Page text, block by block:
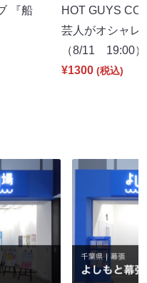
『船
HOT GUYS
芸人がオシャレ
（8/11 19:00）
¥1300 (税込)